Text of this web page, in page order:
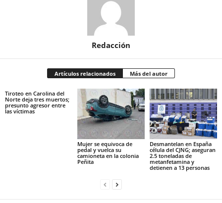
Redacción
Artículos relacionados Más del autor
Tiroteo en Carolina del
Norte deja tres muertos;
presunto agresor entre
las víctimas
Mujer se equivoca de
pedal y vuelca su
camioneta en la colonia
Peñita
Desmantelan en España
célula del CJNG; aseguran
2.5 toneladas de
metanfetamina y
detienen a 13 personas